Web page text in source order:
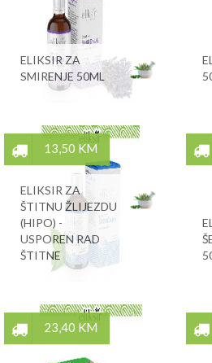
ELIKSIR ZA
SMIRENJE 50ML
13,50 KM
ELIKSIR ZA
ŠTITNU ŽLIJEZDU
(HIPO) -
USPOREN RAD
ŠTITNE
23,40 KM